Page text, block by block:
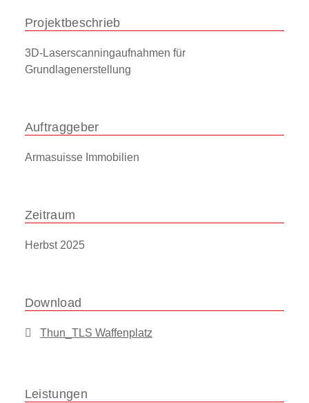
Projektbeschrieb
3D-Laserscanningaufnahmen für
Grundlagenerstellung
Auftraggeber
Armasuisse Immobilien
Zeitraum
Herbst 2025
Download
Thun_TLS Waffenplatz
Leistungen